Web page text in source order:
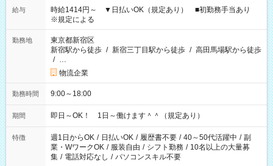
給与
時給1414円～ ▼日払いOK（規定あり） ■初勤務手当あり
※規定による
勤務地
東京都新宿区
新宿駅から徒歩 / 新宿三丁目駅から徒歩 / 高田馬場駅から徒歩
/ …
物流企業
勤務時間 9:00～18:00
期間 即日～OK！ 1日～働けます＾＾（規定あり）
特徴 週1日からOK / 日払いOK / 履歴書不要 / 40～50代活躍中 / 副
業・WワークOK / 服装自由 / シフト勤務 / 10名以上の大量募
集 / 電話対応なし / パソコンスキル不要